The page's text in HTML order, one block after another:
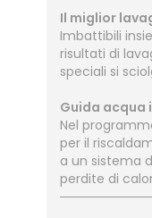
Il miglior
Imbattibili
risultati di
speciali si
Guida acqua
Nel
per il
a un sistema
perdite di